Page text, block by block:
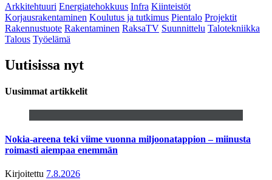
Arkkitehtuuri Energiatehokkuus Infra Kiinteistöt
Korjausrakentaminen Koulutus ja tutkimus Pientalo Projektit
Rakennustuote Rakentaminen RaksaTV Suunnittelu Talotekniikka
Talous Työelämä
Uutisissa nyt
Uusimmat artikkelit
Nokia-areena teki viime vuonna miljoonatappion – miinusta
roimasti aiempaa enemmän
Kirjoitettu 7.8.2026